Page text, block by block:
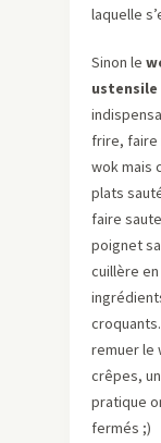
laquelle
Sinon le
ustensile
frire, faire
wok mais
plats
faire
poignet
cuillère
remuer le
crêpes,
pratique
fermés ;)